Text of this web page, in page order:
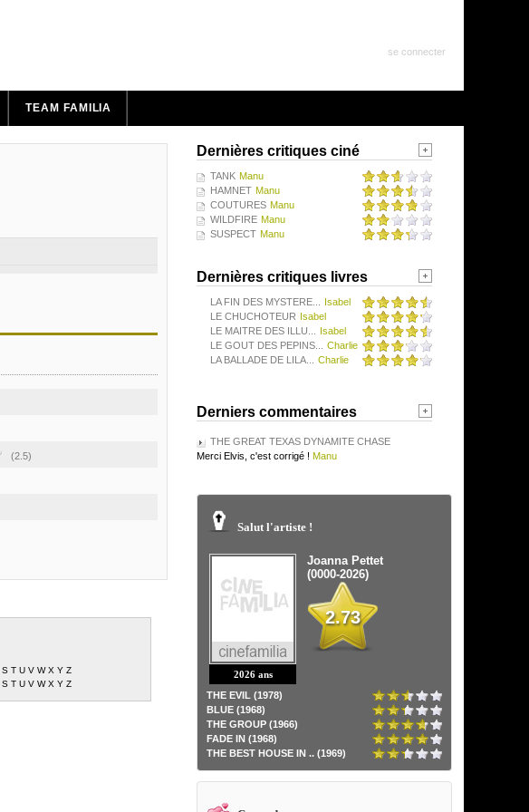
se connecter
TEAM FAMILIA
(2.5)
S T U V W X Y Z
S T U V W X Y Z
Dernières critiques ciné
TANK Manu
HAMNET Manu
COUTURES Manu
WILDFIRE Manu
SUSPECT Manu
Dernières critiques livres
LA FIN DES MYSTERE...
Isabel
LE CHUCHOTEUR Isabel
LE MAITRE DES ILLU...
Isabel
LE GOUT DES PEPINS...
Charlie
LA BALLADE DE LILA...
Charlie
Derniers commentaires
THE GREAT TEXAS DYNAMITE CHASE
Merci Elvis, c'est corrigé ! Manu
Salut l'artiste !
2026 ans
Joanna Pettet
(0000-2026)
2.73
THE EVIL (1978)
BLUE (1968)
THE GROUP (1966)
FADE IN (1968)
THE BEST HOUSE IN .. (1969)